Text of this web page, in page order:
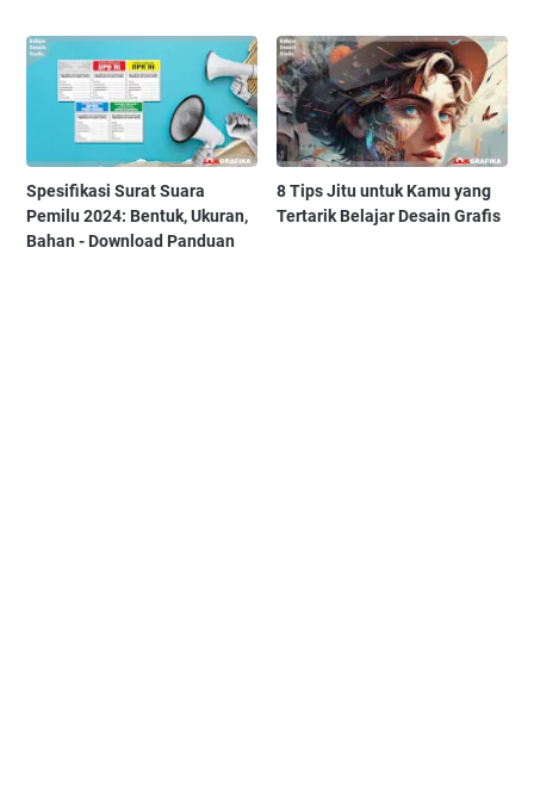
Spesifikasi Surat Suara
Pemilu 2024: Bentuk, Ukuran,
Bahan - Download Panduan
8 Tips Jitu untuk Kamu yang
Tertarik Belajar Desain Grafis